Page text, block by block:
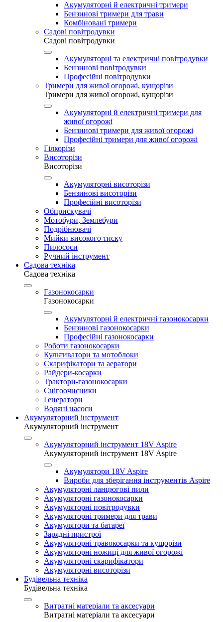
Акумуляторні й електричні тримери
Бензинові тримери для трави
Комбіновані тримери
Садові повітродувки
Садові повітродувки
Акумуляторні та електричні повітродувки
Бензинові повітродувки
Професійні повітродувки
Тримери для живої огорожі, кущорізи
Тримери для живої огорожі, кущорізи
Акумуляторні й електричні тримери для
живої огорожі
Бензинові тримери для живої огорожі
Професійні тримери для живої огорожі
Гілкорізи
Висоторізи
Висоторізи
Акумуляторні висоторізи
Бензинові висоторізи
Професійні висоторізи
Обприскувачі
Мотобури, Землебури
Подрібнювачі
Мийки високого тиску
Пилососи
Ручний інструмент
Садова техніка
Садова техніка
Газонокосарки
Газонокосарки
Акумуляторні й електричні газонокосарки
Бензинові газонокосарки
Професійні газонокосарки
Роботи газонокосарки
Культиватори та мотоблоки
Скарифікатори та аератори
Райдери-косарки
Трактори-газонокосарки
Снігоочисники
Генератори
Водяні насоси
Акумуляторний інструмент
Акумуляторний інструмент
Акумуляторний інструмент 18V Aspire
Акумуляторний інструмент 18V Aspire
Акумулятори 18V Aspire
Вироби для зберігання інструментів Aspire
Акумуляторні ланцюгові пили
Акумуляторні газонокосарки
Акумуляторні повітродувки
Акумуляторні тримери для трави
Акумулятори та батареї
Зарядні пристрої
Акумуляторні травокосарки та кущорізи
Акумуляторні ножиці для живої огорожі
Акумуляторні скарифікатори
Акумуляторні висоторізи
Будівельна техніка
Будівельна техніка
Витратні матеріали та аксесуари
Витратні матеріали та аксесуари